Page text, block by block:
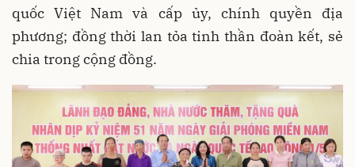
quốc Việt Nam và cấp ủy, chính quyền địa
phương; đồng thời lan tỏa tinh thần đoàn kết, sẻ
chia trong cộng đồng.